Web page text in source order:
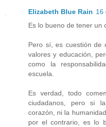
Elizabeth Blue Rain 16
Es lo bueno de tener un
Pero sí, es cuestión de
valores y educación,
como la
escuela.
Es verdad, todo
ciudadanos, pero si
corazón, ni la
por el contrario, es lo